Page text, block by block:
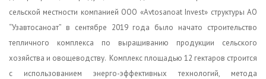
сельской местности компанией ООО «Avtosanoat Invest» структуры АО
“Узавтосаноат” в сентябре 2019 года было начато строительство
тепличного комплекса по выращиванию продукции сельского
хозяйства и овощеводству. Комплекс площадью 12 гектаров строится
с использованием энерго-эффективных технологий, метода